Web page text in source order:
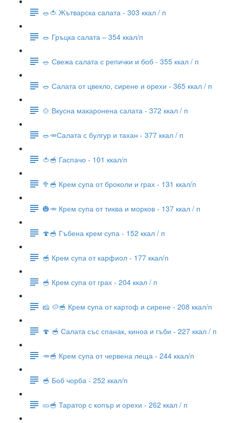
🥗🍅 Жътварска салата - 303 ккал / п
🥗 Гръцка салата – 354 ккал/п
🥗 Свежа салата с репички и боб - 355 ккал / п
🥗 Салата от цвекло, сирене и орехи - 365 ккал / п
🍲 Вкусна макаронена салата - 372 ккал / п
🥗🥕Салата с булгур и тахан - 377 ккал / п
🍅🥣 Гаспачо - 101 ккал/п
🥦🥣 Крем супа от броколи и грах - 131 ккал/п
🎃🥕 Крем супа от тиква и морков - 137 ккал / п
🍄🥣 Гъбена крем супа - 152 ккал / п
🥣 Крем супа от карфиол - 177 ккал/п
🥣 Крем супа от грах - 204 ккал / п
🧀 🥔🥣 Крем супа от картоф и сирене - 208 ккал/п
🍄 🥣 Салата със спанак, киноа и гъби - 227 ккал / п
🥕🥣 Крем супа от червена леща - 244 ккал/п
🥣 Боб чорба - 252 ккал/п
🥒🥣 Таратор с копър и орехи - 262 ккал / п